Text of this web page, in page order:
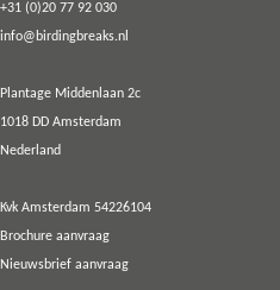
+31 (0)20 77 92 030
info@birdingbreaks.nl
Plantage Middenlaan 2c
1018 DD Amsterdam
Nederland
Kvk Amsterdam 54226104
Brochure aanvraag
Nieuwsbrief aanvraag